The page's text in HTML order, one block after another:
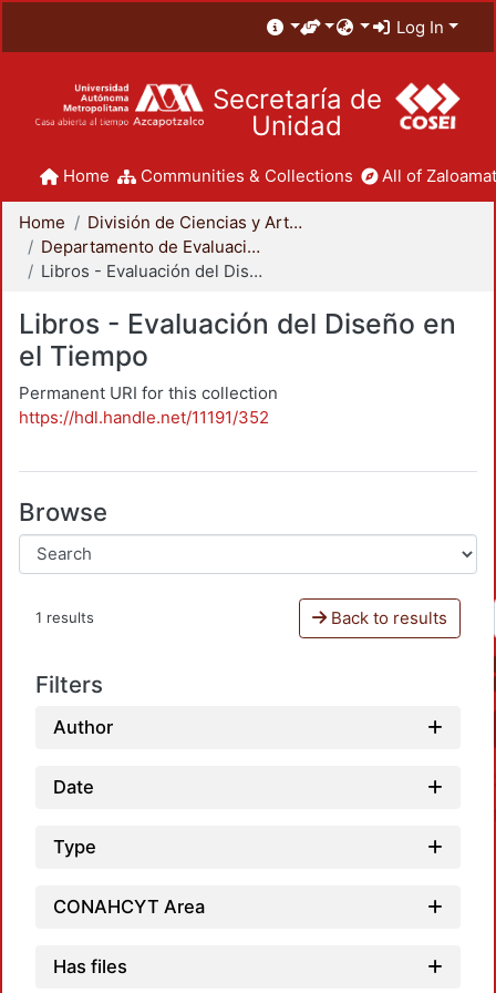
Log In
Secretaría de
Unidad
Home Communities & Collections All of
Home
División de Ciencias y Artes para el Diseño
Departamento de Evaluación del Diseño en el Tiempo
Libros - Evaluación del Diseño en el Tiempo
Libros - Evaluación del Diseño en
el Tiempo
Permanent URI for this collection
https://hdl.handle.net/11191/352
Browse
1 results Back to results
Filters
Author
Date
Type
CONAHCYT Area
Has files